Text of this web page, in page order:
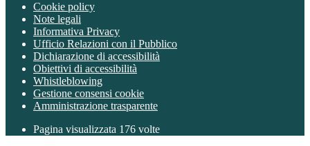
Cookie policy
Note legali
Informativa Privacy
Ufficio Relazioni con il Pubblico
Dichiarazione di accessibilità
Obiettivi di accessibilità
Whistleblowing
Gestione consensi cookie
Amministrazione trasparente
Pagina visualizzata 176 volte